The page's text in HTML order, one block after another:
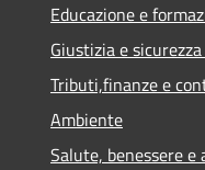
Educazione e
Giustizia e
Tributi,finanze e
Ambiente
Salute, benessere e